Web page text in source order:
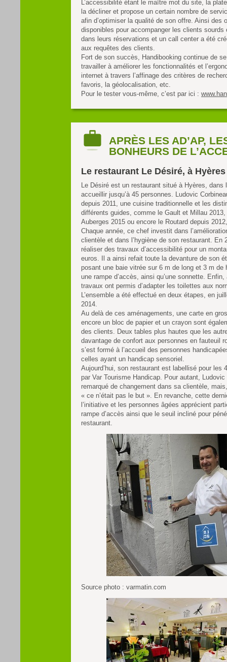
L’accessibilité étant le maître mot du site, la
la décliner et propose un certain nombre de
afin d’optimiser la qualité de son offre. Ainsi des
disponibles pour accompanger les clients sourds
dans leurs réservations et un call center a été
aux requêtes des clients.
Fort de son succès, Handibooking continue de
travailler à améliorer les fonctionnalités et
internet à travers l’affinage des critères de
favoris, la géolocalisation, etc.
Pour le tester vous-même, c’est par ici :
APRÈS LES AD’AP,
BONHEURS DE
Le restaurant Le Désiré, à Hyères
Le Désiré est un restaurant situé à Hyères, dans
accueillir jusqu’à 45 personnes. Ludovic
depuis 2011, une cuisine traditionnelle et les
différents guides, comme le Gault et Millau
Auberges 2015 ou encore le Routard depuis
Chaque année, ce chef investit dans
clientèle et dans l’hygiène de son restaurant. En
réaliser des travaux d’accessibilité pour un
euros. Il a ainsi refait toute la devanture de son
posant une baie vitrée sur 6 m de long et 3 m de
une rampe d’accès, ainsi qu’une sonnette. Enfin,
travaux ont permis d’adapter les toilettes aux
L’ensemble a été effectué en deux étapes, en
2014.
Au delà de ces aménagements, une carte en
encore un bloc de papier et un crayon sont
des clients. Deux tables plus hautes que les
davantage de confort aux personnes en fauteuil
s’est formé à l’accueil des personnes
celles ayant un handicap sensoriel.
Aujourd’hui, son restaurant est labellisé pour les
par Var Tourisme Handicap. Pour autant, Ludovic
remarqué de changement dans sa clientèle,
« ce n’était pas le but ». En revanche, cette
l’initiative et les personnes âgées apprécient
rampe d’accès ainsi que le seuil incliné pour
restaurant.
Source photo : varmatin.com